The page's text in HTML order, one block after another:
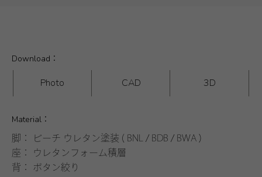
Download：
Photo CAD 3D
Material：
脚： ビーチ ウレタン塗装 ( BNL / BDB / BWA )
座： ウレタンフォーム積層
背： ボタン絞り